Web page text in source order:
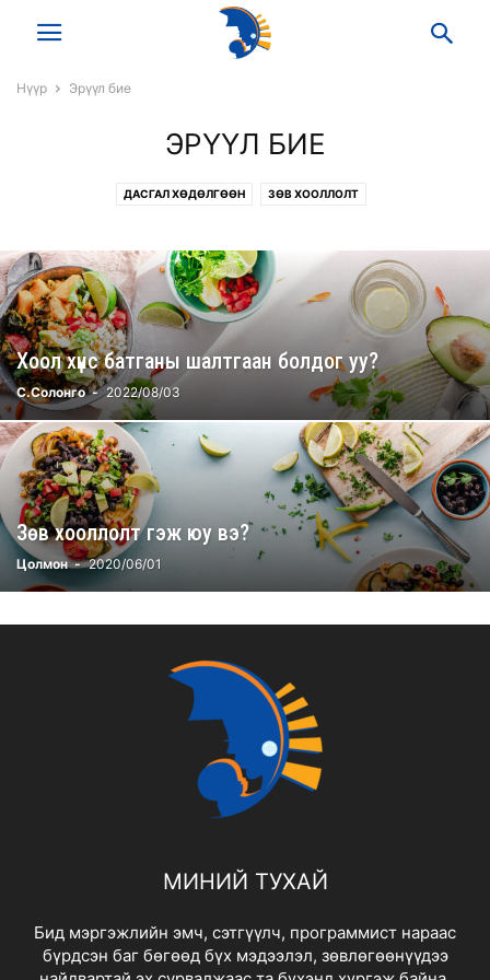
Нүүр Эрүүл бие
ЭРҮҮЛ БИЕ
ДАСГАЛ ХӨДӨЛГӨӨН ЗӨВ ХООЛЛОЛТ
Хоол хүнс батганы шалтгаан болдог уу?
С.Солонго - 2022/08/03
Зөв хооллолт гэж юу вэ?
Цолмон - 2020/06/01
МИНИЙ ТУХАЙ
Бид мэргэжлийн эмч, сэтгүүлч, программист нараас
бүрдсэн баг бөгөөд бүх мэдээлэл, зөвлөгөөнүүдээ